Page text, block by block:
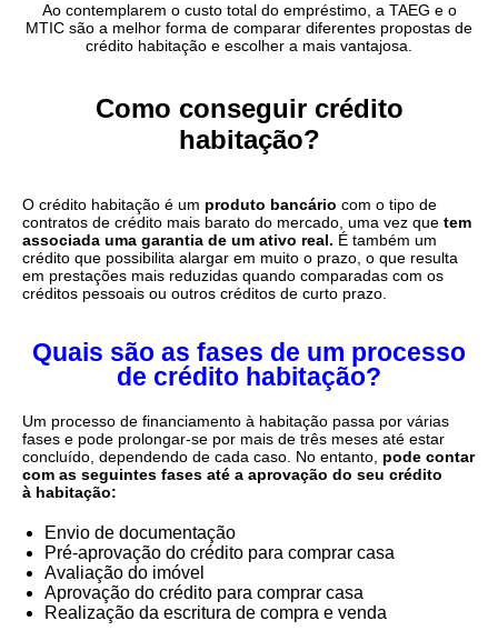
Ao contemplarem o custo total do empréstimo, a TAEG e o
MTIC são a melhor forma de comparar diferentes propostas de
crédito habitação e escolher a mais vantajosa.
Como conseguir crédito
habitação?
O crédito habitação é um produto bancário com o tipo de
contratos de crédito mais barato do mercado, uma vez que tem
associada uma garantia de um ativo real. É também um
crédito que possibilita alargar em muito o prazo, o que resulta
em prestações mais reduzidas quando comparadas com os
créditos pessoais ou outros créditos de curto prazo.
Quais são as fases de um processo
de crédito habitação?
Um processo de financiamento à habitação passa por várias
fases e pode prolongar-se por mais de três meses até estar
concluído, dependendo de cada caso. No entanto, pode contar
com as seguintes fases até a aprovação do seu crédito
à habitação:
Envio de documentação
Pré-aprovação do crédito para comprar casa
Avaliação do imóvel
Aprovação do crédito para comprar casa
Realização da escritura de compra e venda